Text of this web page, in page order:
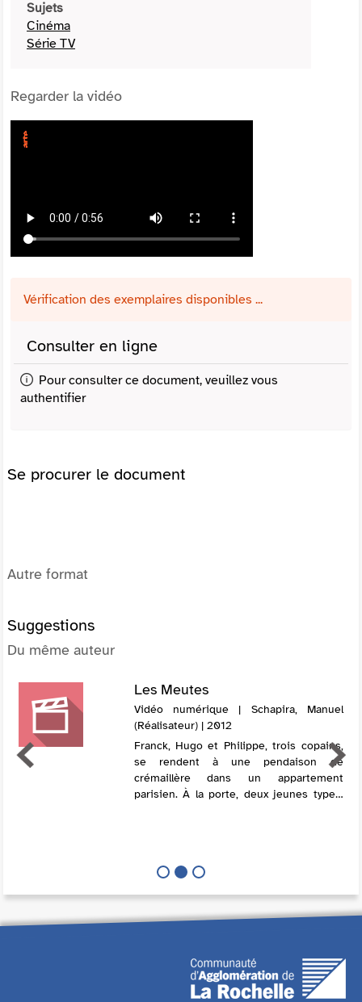
Sujets
Cinéma
Série TV
Regarder la vidéo
Vérification des exemplaires disponibles ...
Consulter en ligne
Pour consulter ce document, veuillez vous
authentifier
Se procurer le document
Autre format
Suggestions
Du même auteur
Les Meutes
Vidéo numérique | Schapira, Manuel
(Réalisateur) | 2012
Franck, Hugo et Philippe, trois copains,
se rendent à une pendaison de
crémaillère dans un appartement
parisien. À la porte, deux jeunes types,